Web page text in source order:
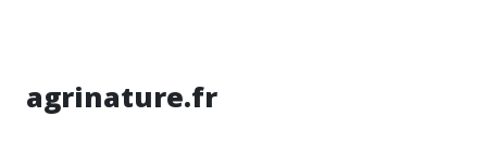
agrinature.fr